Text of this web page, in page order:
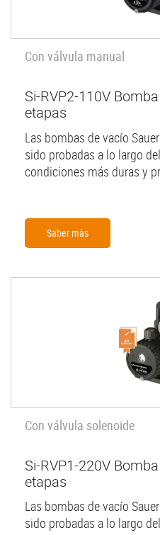
Con válvula manual
Si-RVP2-110V
etapas
Las bombas de vacío
sido probadas a lo largo
condiciones más duras y
Saber màs
Con válvula solenoide
Si-RVP1-220V
etapas
Las bombas de vacío
sido probadas a lo largo